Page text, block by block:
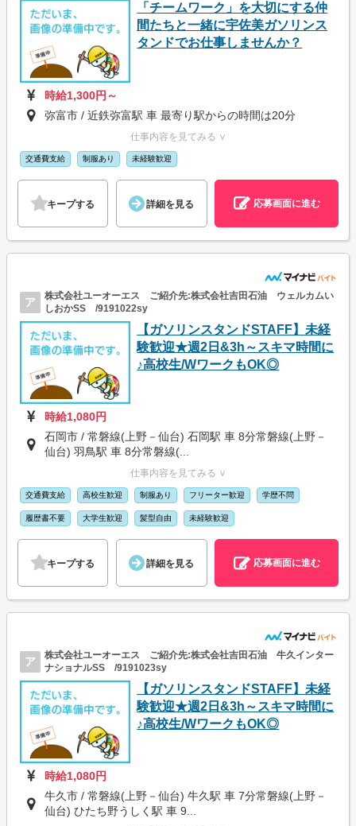
「チームワーク」を大切にする仲
間たちと一緒に宇佐美ガソリンス
タンドでお仕事しませんか？
時給1,300円～
弥富市 / 近鉄弥富駅 車 最寄り駅からの時間は20分
仕事内容を見てみる ∨
交通費支給 制服あり 未経験歓迎
キープする 詳細を見る 応募画面に進む
ア
株式会社ユーオーエス ご紹介先:株式会社吉田石油 ウェルカムい
しおかSS /9191022sy
【ガソリンスタンドSTAFF】未経
験歓迎★週2日&3h～スキマ時間に
♪高校生/WワークもOK◎
時給1,080円
石岡市 / 常磐線(上野－仙台) 石岡駅 車 8分常磐線(上野－
仙台) 羽鳥駅 車 8分常磐線(...
仕事内容を見てみる ∨
交通費支給 高校生歓迎 制服あり フリーター歓迎 学歴不問
履歴書不要 大学生歓迎 髪型自由 未経験歓迎
キープする 詳細を見る 応募画面に進む
ア
株式会社ユーオーエス ご紹介先:株式会社吉田石油 牛久インター
ナショナルSS /9191023sy
【ガソリンスタンドSTAFF】未経
験歓迎★週2日&3h～スキマ時間に
♪高校生/WワークもOK◎
時給1,080円
牛久市 / 常磐線(上野－仙台) 牛久駅 車 7分常磐線(上野－
仙台) ひたち野うしく駅 車 9...